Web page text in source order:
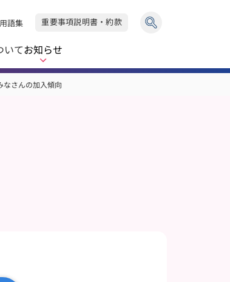
いてお知らせ
語集 重要事項説明書・約款
なさんの加入傾向